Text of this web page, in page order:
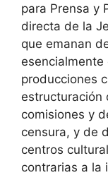
para Prensa y
directa de la
que emanan
producciones
estructuración
comisiones y
censura, y de
centros
contrarias a la